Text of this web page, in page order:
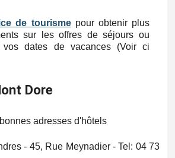
de tourismepour obtenir plus
sur les offres de séjours ou
vos dates de vacances (Voir ci
Dore
adresses d'hôtels
- 45, Rue Meynadier - Tel: 04 73